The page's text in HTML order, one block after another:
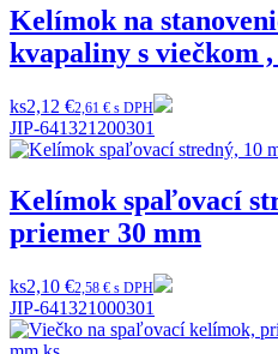
Kelímok na
kvapaliny s viečkom ,
ks2,12 €2,61 € s DPH
JIP-641321200301
Kelímok spaľovací
priemer 30 mm
ks2,10 €2,58 € s DPH
JIP-641321000301